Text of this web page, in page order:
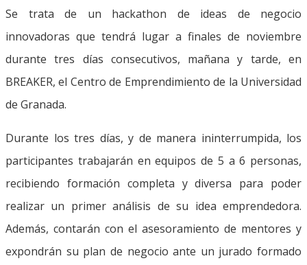
Se trata de un hackathon de ideas de negocio
innovadoras que tendrá lugar a finales de noviembre
durante tres días consecutivos, mañana y tarde, en
BREAKER, el Centro de Emprendimiento de la Universidad
de Granada.
Durante los tres días, y de manera ininterrumpida, los
participantes trabajarán en equipos de 5 a 6 personas,
recibiendo formación completa y diversa para poder
realizar un primer análisis de su idea emprendedora.
Además, contarán con el asesoramiento de mentores y
expondrán su plan de negocio ante un jurado formado